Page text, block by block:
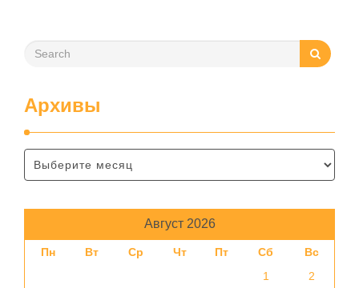
Архивы
Август 2026
Пн Вт Ср Чт Пт Сб
Вс
1
2